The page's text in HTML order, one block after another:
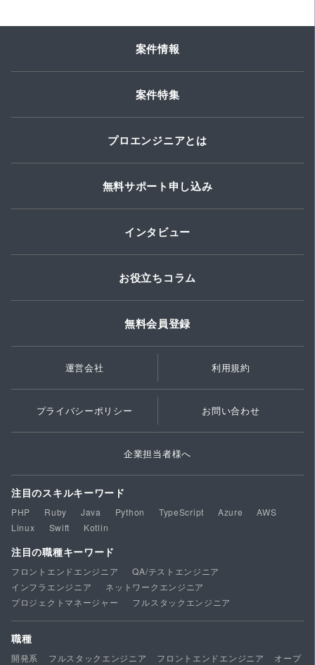
案件情報
案件特集
プロエンジニアとは
無料サポート申し込み
インタビュー
お役立ちコラム
無料会員登録
運営会社 利用規約
プライバシーポリシー お問い合わせ
企業担当者様へ
注目のスキルキーワード
PHP Ruby Java Python TypeScript Azure
AWS
Linux
Swift Kotlin
注目の職種キーワード
フロントエンドエンジニア
QA/テストエンジニア
インフラエンジニア
ネットワークエンジニア
プロジェクトマネージャー
フルスタックエンジニア
職種
開発系 フルスタックエンジニア フロントエンドエンジニア
オープ